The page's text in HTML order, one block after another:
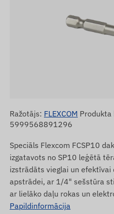
Ražotājs: FLEXCOM Produkta
5999568891296
Speciāls Flexcom FCSP10
izgatavots no SP10 leģētā
izstrādāts vieglai un efektīvai
apstrādei, ar 1/4" sešstūra
ar lielāko daļu rokas un
Papildinformācija